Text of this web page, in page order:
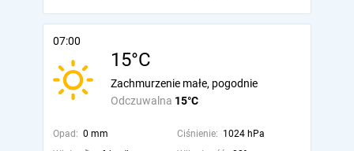
07:00
15°C
Odczuwalna 15°C
Zachmurzenie małe, pogodnie
Opad: 0 mm Ciśnienie: 1024 hPa